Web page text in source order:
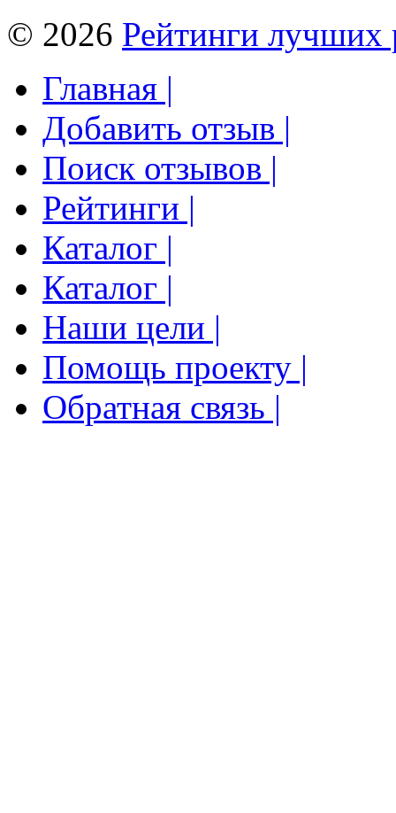
© 2026 Рейтинги лучших
Главная |
Добавить отзыв |
Поиск отзывов |
Рейтинги |
Каталог |
Каталог |
Наши цели |
Помощь проекту |
Обратная связь |